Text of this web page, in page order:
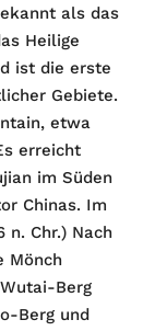
als das
Heilige
ist die erste
Gebiete.
etwa
erreicht
im Süden
Chinas. Im
n. Chr.) Nach
Mönch
Berg
Berg und